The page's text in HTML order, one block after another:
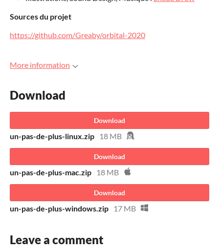
Sources du projet
https://github.com/Greaby/orbital-2020
More information
Download
Download
un-pas-de-plus-linux.zip 18 MB
Download
un-pas-de-plus-mac.zip 18 MB
Download
un-pas-de-plus-windows.zip 17 MB
Leave a comment